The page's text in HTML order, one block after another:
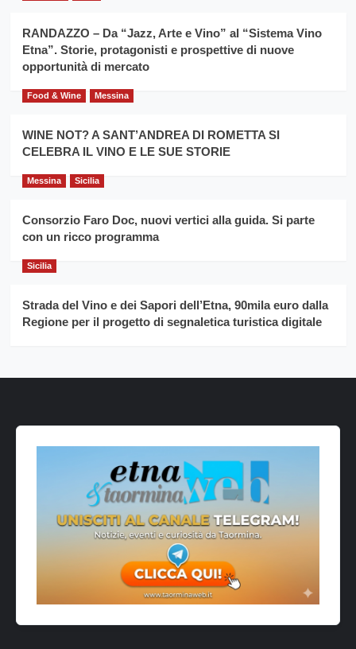
Franco
Caruso
RANDAZZO – Da “Jazz, Arte e Vino” al “Sistema Vino
Etna”. Storie, protagonisti e prospettive di nuove
opportunità di mercato
Food & Wine Messina
WINE NOT? A SANT’ANDREA DI ROMETTA SI
CELEBRA IL VINO E LE SUE STORIE
Messina Sicilia
Consorzio Faro Doc, nuovi vertici alla guida. Si parte
con un ricco programma
Sicilia
Strada del Vino e dei Sapori dell’Etna, 90mila euro dalla
Regione per il progetto di segnaletica turistica digitale